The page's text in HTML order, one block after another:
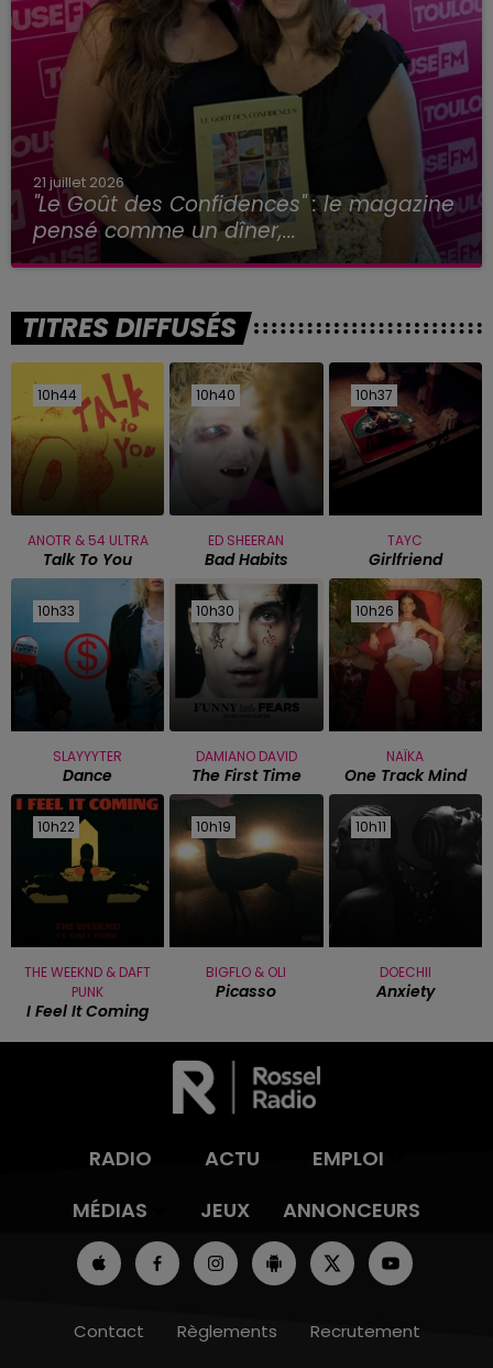
21 juillet 2026
"Le Goût des Confidences" : le magazine
pensé comme un dîner,...
TITRES DIFFUSÉS
10h44
10h44
ANOTR & 54 ULTRA
Talk To You
10h40
10h40
ED SHEERAN
Bad Habits
10h37
10h37
TAYC
Girlfriend
10h33
10h33
SLAYYYTER
Dance
10h30
10h30
DAMIANO DAVID
The First Time
10h26
10h26
NAÏKA
One Track Mind
10h22
10h22
THE WEEKND & DAFT
PUNK
I Feel It Coming
10h19
10h19
BIGFLO & OLI
Picasso
10h11
10h11
DOECHII
Anxiety
RADIO ACTU
EMPLOI
MÉDIAS
JEUX ANNONCEURS
Contact Règlements
Recrutement